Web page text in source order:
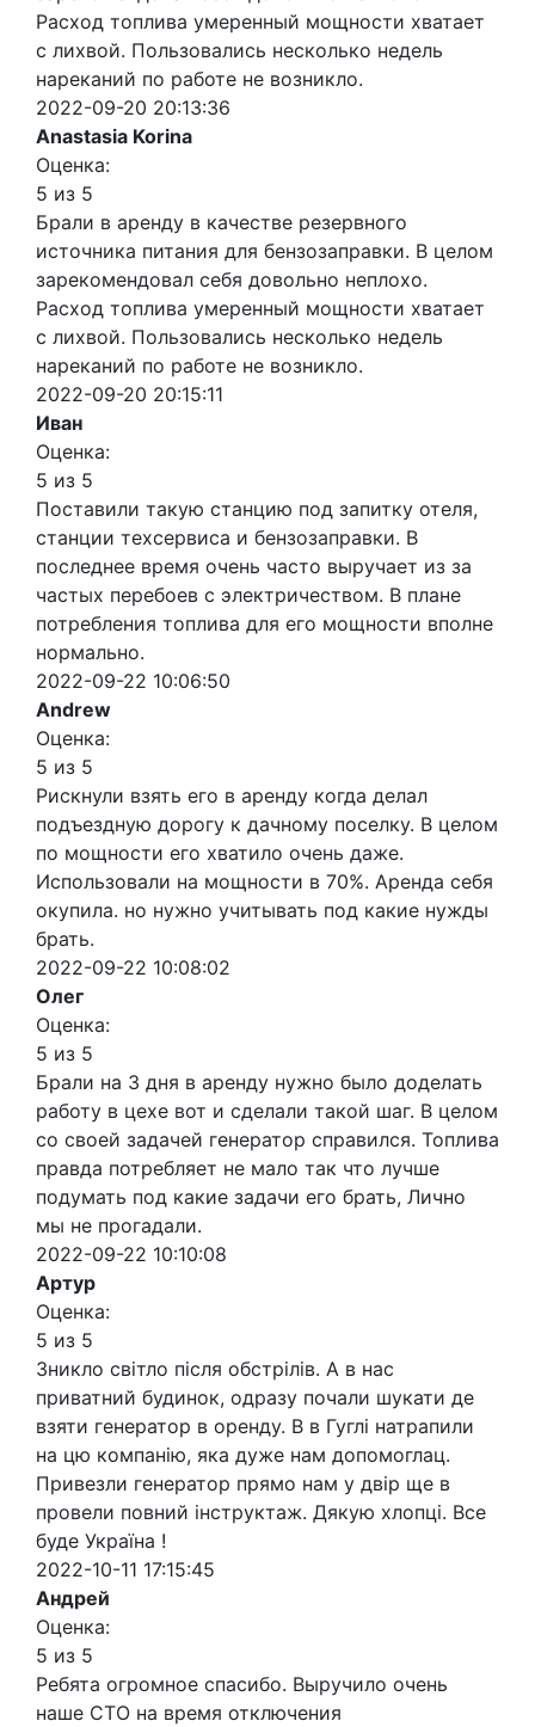
Расход топлива умеренный мощности хватает
с лихвой. Пользовались несколько недель
нареканий по работе не возникло.
2022-09-20 20:13:36
Anastasia Korina
Оценка:
5 из 5
Брали в аренду в качестве резервного
источника питания для бензозаправки. В целом
зарекомендовал себя довольно неплохо.
Расход топлива умеренный мощности хватает
с лихвой. Пользовались несколько недель
нареканий по работе не возникло.
2022-09-20 20:15:11
Иван
Оценка:
5 из 5
Поставили такую станцию под запитку отеля,
станции техсервиса и бензозаправки. В
последнее время очень часто выручает из за
частых перебоев с электричеством. В плане
потребления топлива для его мощности вполне
нормально.
2022-09-22 10:06:50
Andrew
Оценка:
5 из 5
Рискнули взять его в аренду когда делал
подъездную дорогу к дачному поселку. В целом
по мощности его хватило очень даже.
Использовали на мощности в 70%. Аренда себя
окупила. но нужно учитывать под какие нужды
брать.
2022-09-22 10:08:02
Олег
Оценка:
5 из 5
Брали на 3 дня в аренду нужно было доделать
работу в цехе вот и сделали такой шаг. В целом
со своей задачей генератор справился. Топлива
правда потребляет не мало так что лучше
подумать под какие задачи его брать, Лично
мы не прогадали.
2022-09-22 10:10:08
Артур
Оценка:
5 из 5
Зникло світло після обстрілів. А в нас
приватний будинок, одразу почали шукати де
взяти генератор в оренду. В в Гуглі натрапили
на цю компанію, яка дуже нам допомоглац.
Привезли генератор прямо нам у двір ще в
провели повний інструктаж. Дякую хлопці. Все
буде Україна !
2022-10-11 17:15:45
Андрей
Оценка:
5 из 5
Ребята огромное спасибо. Выручило очень
наше СТО на время отключения